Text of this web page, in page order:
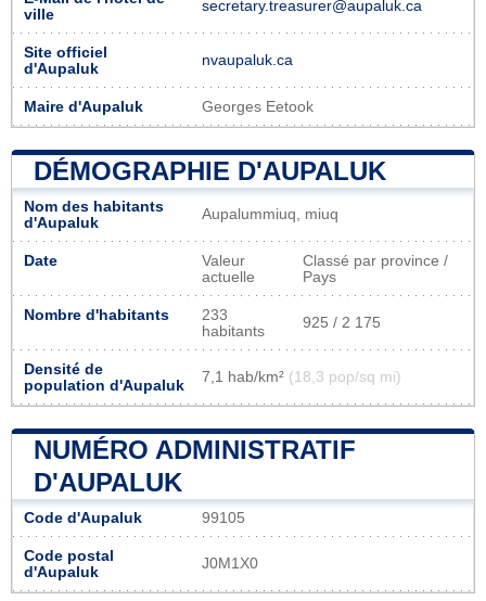
ville
secretary.treasurer@aupaluk.ca
Site officiel
d'Aupaluk
nvaupaluk.ca
Maire d'Aupaluk Georges Eetook
DÉMOGRAPHIE D'AUPALUK
Nom des habitants
d'Aupaluk
Aupalummiuq, miuq
Date
Valeur
actuelle
Classé par province /
Pays
Nombre d'habitants
233
habitants
925 / 2 175
Densité de
population d'Aupaluk
7,1 hab/km² (18,3 pop/sq mi)
NUMÉRO ADMINISTRATIF
D'AUPALUK
Code d'Aupaluk 99105
Code postal
d'Aupaluk
J0M1X0